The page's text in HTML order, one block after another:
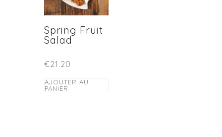
Spring Fruit
Salad
€21.20
AJOUTER AU
PANIER